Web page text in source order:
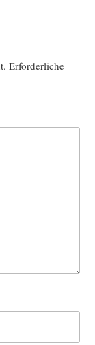
Erforderliche